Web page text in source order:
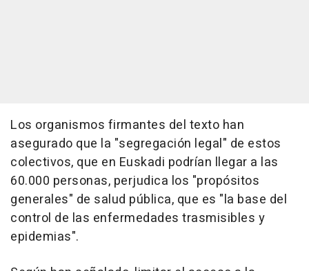
Los organismos firmantes del texto han
asegurado que la "segregación legal" de estos
colectivos, que en Euskadi podrían llegar a las
60.000 personas, perjudica los "propósitos
generales" de salud pública, que es "la base del
control de las enfermedades trasmisibles y
epidemias".